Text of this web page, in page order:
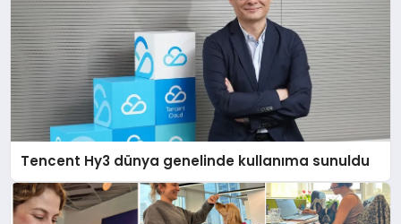
Tencent Hy3 dünya genelinde kullanıma sunuldu